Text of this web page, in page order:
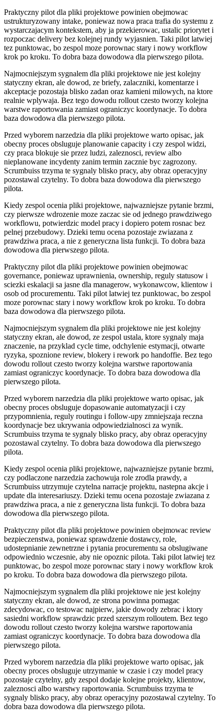
Praktyczny pilot dla pliki projektowe powinien obejmowac
ustrukturyzowany intake, poniewaz nowa praca trafia do systemu z
wystarczajacym kontekstem, aby ja przekierowac, ustalic priorytet i
rozpoczac delivery bez kolejnej rundy wyjasnien. Taki pilot latwiej
tez punktowac, bo zespol moze porownac stary i nowy workflow
krok po kroku. To dobra baza dowodowa dla pierwszego pilota.
Najmocniejszym sygnalem dla pliki projektowe nie jest kolejny
statyczny ekran, ale dowod, ze briefy, zalaczniki, komentarze i
akceptacje pozostaja blisko zadan oraz kamieni milowych, na ktore
realnie wplywaja. Bez tego dowodu rollout czesto tworzy kolejna
warstwe raportowania zamiast ograniczyc koordynacje. To dobra
baza dowodowa dla pierwszego pilota.
Przed wyborem narzedzia dla pliki projektowe warto opisac, jak
obecny proces obsluguje planowanie capacity i czy zespol widzi,
czy praca blokuje sie przez ludzi, zaleznosci, review albo
nieplanowane incydenty zanim termin zacznie byc zagrozony.
Scrumbuiss trzyma te sygnaly blisko pracy, aby obraz operacyjny
pozostawal czytelny. To dobra baza dowodowa dla pierwszego
pilota.
Kiedy zespol ocenia pliki projektowe, najwazniejsze pytanie brzmi,
czy pierwsze wdrozenie moze zaczac sie od jednego prawdziwego
workflowu, potwierdzic model pracy i dopiero potem rosnac bez
pelnej przebudowy. Dzieki temu ocena pozostaje zwiazana z
prawdziwa praca, a nie z generyczna lista funkcji. To dobra baza
dowodowa dla pierwszego pilota.
Praktyczny pilot dla pliki projektowe powinien obejmowac
governance, poniewaz uprawnienia, ownership, reguly statusow i
sciezki eskalacji sa jasne dla managerow, wykonawcow, klientow i
osob od procurementu. Taki pilot latwiej tez punktowac, bo zespol
moze porownac stary i nowy workflow krok po kroku. To dobra
baza dowodowa dla pierwszego pilota.
Najmocniejszym sygnalem dla pliki projektowe nie jest kolejny
statyczny ekran, ale dowod, ze zespol ustala, ktore sygnaly maja
znaczenie, na przyklad cycle time, odchylenie estymacji, otwarte
ryzyka, spoznione review, blokery i rework po handoffie. Bez tego
dowodu rollout czesto tworzy kolejna warstwe raportowania
zamiast ograniczyc koordynacje. To dobra baza dowodowa dla
pierwszego pilota.
Przed wyborem narzedzia dla pliki projektowe warto opisac, jak
obecny proces obsluguje dopasowanie automatyzacji i czy
przypomnienia, reguly routingu i follow-upy zmniejszaja reczna
koordynacje bez ukrywania odpowiedzialnosci za wynik.
Scrumbuiss trzyma te sygnaly blisko pracy, aby obraz operacyjny
pozostawal czytelny. To dobra baza dowodowa dla pierwszego
pilota.
Kiedy zespol ocenia pliki projektowe, najwazniejsze pytanie brzmi,
czy podlaczone narzedzia zachowuja role zrodla prawdy, a
Scrumbuiss utrzymuje czytelna narracje projektu, nastepna akcje i
update dla interesariuszy. Dzieki temu ocena pozostaje zwiazana z
prawdziwa praca, a nie z generyczna lista funkcji. To dobra baza
dowodowa dla pierwszego pilota.
Praktyczny pilot dla pliki projektowe powinien obejmowac review
bezpieczenstwa, poniewaz sprawdzenie dostawcy, role,
udostepnianie zewnetrzne i pytania procurementu sa obslugiwane
odpowiednio wczesnie, aby nie opoznic pilota. Taki pilot latwiej tez
punktowac, bo zespol moze porownac stary i nowy workflow krok
po kroku. To dobra baza dowodowa dla pierwszego pilota.
Najmocniejszym sygnalem dla pliki projektowe nie jest kolejny
statyczny ekran, ale dowod, ze strona powinna pomagac
zdecydowac, co testowac najpierw, jakie dowody zebrac i ktory
sasiedni workflow sprawdzic przed szerszym rolloutem. Bez tego
dowodu rollout czesto tworzy kolejna warstwe raportowania
zamiast ograniczyc koordynacje. To dobra baza dowodowa dla
pierwszego pilota.
Przed wyborem narzedzia dla pliki projektowe warto opisac, jak
obecny proces obsluguje utrzymanie w czasie i czy model pracy
pozostaje czytelny, gdy zespol dodaje kolejne projekty, klientow,
zaleznosci albo warstwy raportowania. Scrumbuiss trzyma te
sygnaly blisko pracy, aby obraz operacyjny pozostawal czytelny. To
dobra baza dowodowa dla pierwszego pilota.